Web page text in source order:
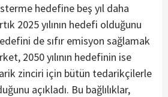
hedefine beş yıl daha
2025 yılının hedefi olduğunu
de sıfır emisyon sağlamak
2050 yılının hedefinin ise
zinciri için bütün tedarikçilerle
açıkladı. Bu bağlılıklar,